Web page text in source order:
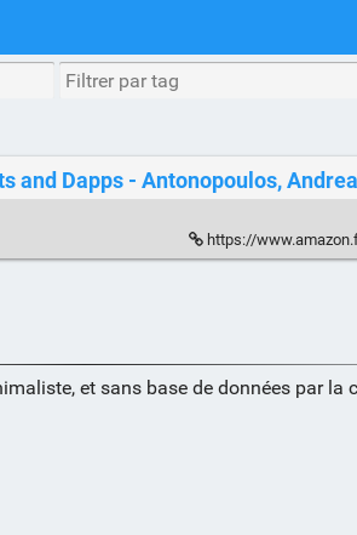
Dapps - Antonopoulos,
https://www.amazon.fr/dp/
et sans base de données par la